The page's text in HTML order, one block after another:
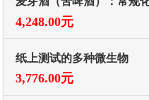
4,248.00元
纸上测试的多种微生物
3,776.00元